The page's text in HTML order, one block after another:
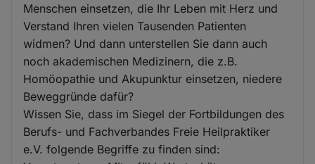
Menschen einsetzen, die Ihr Leben mit Herz und
Verstand Ihren vielen Tausenden Patienten
widmen? Und dann unterstellen Sie dann auch
noch akademischen Medizinern, die z.B.
Homöopathie und Akupunktur einsetzen, niedere
Beweggründe dafür?
Wissen Sie, dass im Siegel der Fortbildungen des
Berufs- und Fachverbandes Freie Heilpraktiker
e.V. folgende Begriffe zu finden sind: